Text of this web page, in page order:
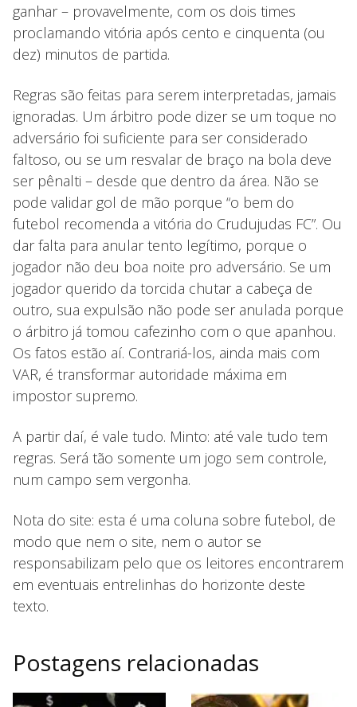
ganhar – provavelmente, com os dois times
proclamando vitória após cento e cinquenta (ou
dez) minutos de partida.
Regras são feitas para serem interpretadas, jamais
ignoradas. Um árbitro pode dizer se um toque no
adversário foi suficiente para ser considerado
faltoso, ou se um resvalar de braço na bola deve
ser pênalti – desde que dentro da área. Não se
pode validar gol de mão porque “o bem do
futebol recomenda a vitória do Crudujudas FC”. Ou
dar falta para anular tento legítimo, porque o
jogador não deu boa noite pro adversário. Se um
jogador querido da torcida chutar a cabeça de
outro, sua expulsão não pode ser anulada porque
o árbitro já tomou cafezinho com o que apanhou.
Os fatos estão aí. Contrariá-los, ainda mais com
VAR, é transformar autoridade máxima em
impostor supremo.
A partir daí, é vale tudo. Minto: até vale tudo tem
regras. Será tão somente um jogo sem controle,
num campo sem vergonha.
Nota do site: esta é uma coluna sobre futebol, de
modo que nem o site, nem o autor se
responsabilizam pelo que os leitores encontrarem
em eventuais entrelinhas do horizonte deste
texto.
Postagens relacionadas